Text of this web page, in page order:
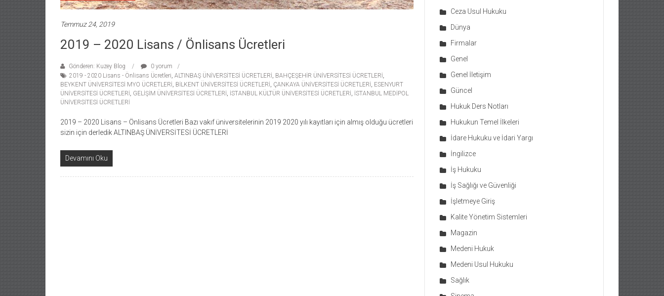
Temmuz 24, 2019
2019 – 2020 Lisans / Önlisans Ücretleri
Gönderen: Kuzey Blog
0 yorum
2019 - 2020 Lisans - Önlisans Ücretleri, ALTINBAŞ ÜNİVERSİTESİ ÜCRETLERİ, BAHÇEŞEHİR ÜNİVERSİTESİ ÜCRETLERİ,
BEYKENT ÜNİVERSİTESİ MYO ÜCRETLERİ, BİLKENT ÜNİVERSİTESİ ÜCRETLERİ, ÇANKAYA ÜNİVERSİTESİ ÜCRETLERİ, ESENYURT
ÜNİVERSİTESİ ÜCRETLERİ, GELİŞİM ÜNİVERSİTESİ ÜCRETLERİ, İSTANBUL KÜLTÜR ÜNİVERSİTESİ ÜCRETLERİ, İSTANBUL MEDİPOL
ÜNİVERSİTESİ ÜCRETLERİ
2019 – 2020 Lisans – Önlisans Ücretleri Bazı vakıf üniversitelerinin 2019 2020 yılı kayıtları için almış olduğu ücretleri
sizin için derledik ALTINBAŞ ÜNİVERSİTESİ ÜCRETLERİ
Devamını Oku
Ceza Usul Hukuku
Dünya
Firmalar
Genel
Genel İletişim
Güncel
Hukuk Ders Notları
Hukukun Temel İlkeleri
İdare Hukuku ve İdari Yargı
İngilizce
İş Hukuku
İş Sağlığı ve Güvenliği
İşletmeye Giriş
Kalite Yönetim Sistemleri
Magazin
Medeni Hukuk
Medeni Usul Hukuku
Sağlık